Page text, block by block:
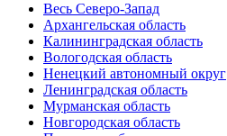
Весь Северо-Запад
Архангельская область
Калининградская область
Вологодская область
Ненецкий автономный округ
Ленинградская область
Мурманская область
Новгородская область